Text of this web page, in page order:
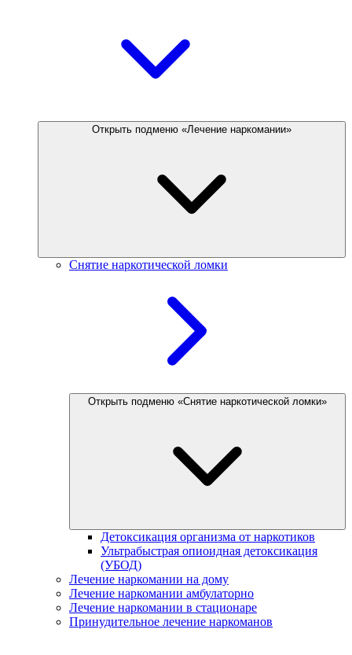
Открыть подменю «Лечение наркомании»
Снятие наркотической ломки
Открыть подменю «Снятие наркотической ломки»
Детоксикация организма от наркотиков
Ультрабыстрая опиоидная детоксикация
(УБОД)
Лечение наркомании на дому
Лечение наркомании амбулаторно
Лечение наркомании в стационаре
Принудительное лечение наркоманов